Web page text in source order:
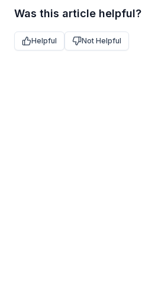
Was this article helpful?
Helpful Not Helpful